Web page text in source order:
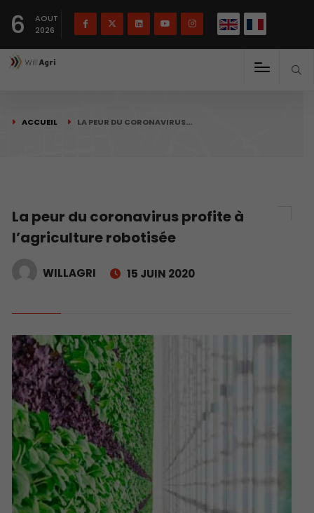
6
AOUT
2026
ACCUEIL LA PEUR DU CORONAVIRUS…
La peur du coronavirus profite à
l’agriculture robotisée
WILLAGRI 15 JUIN 2020
Français English(English)